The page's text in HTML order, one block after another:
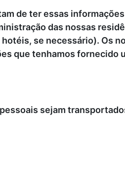
de ter essas
das nossas
se necessário). Os
que tenhamos fornecido
sejam